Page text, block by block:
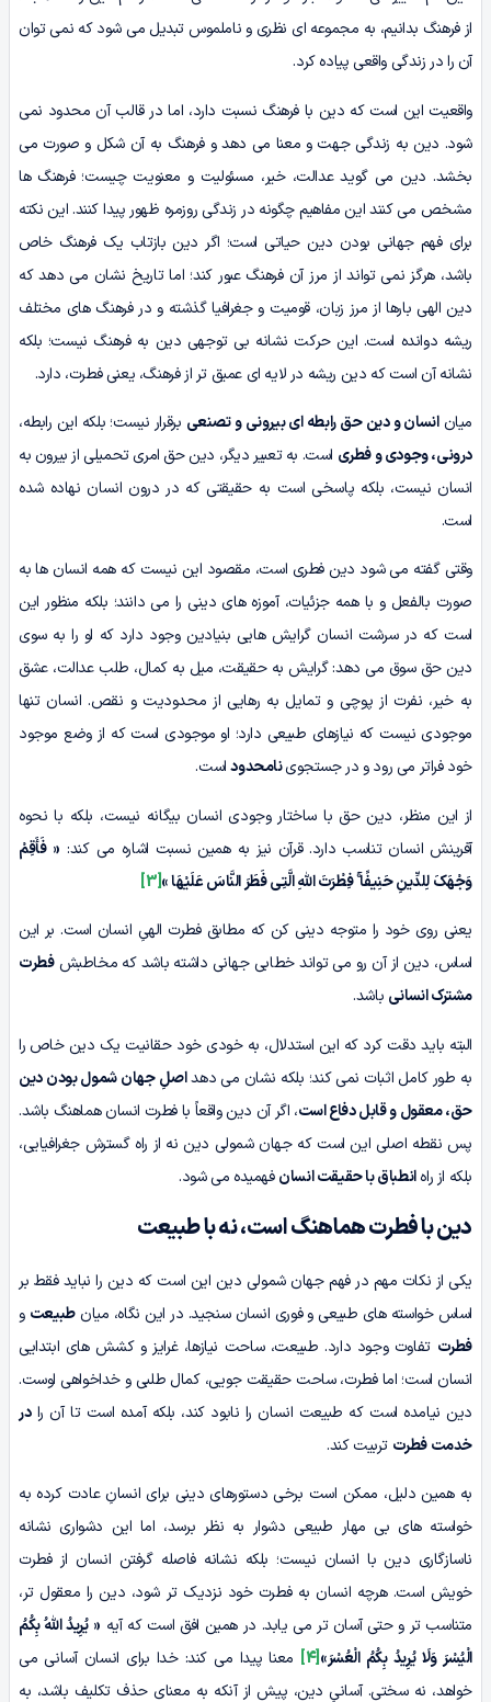
از فرهنگ بدانیم، به مجموعه ای نظری و ناملموس تبدیل می شود که نمی توان
آن را در زندگی واقعی پیاده کرد.
واقعیت این است که دین با فرهنگ نسبت دارد، اما در قالب آن محدود نمی
شود. دین به زندگی جهت و معنا می دهد و فرهنگ به آن شکل و صورت می
بخشد. دین می گوید عدالت، خیر، مسئولیت و معنویت چیست؛ فرهنگ ها
مشخص می کنند این مفاهیم چگونه در زندگی روزمره ظهور پیدا کنند. این نکته
برای فهم جهانی بودن دین حیاتی است؛ اگر دین بازتاب یک فرهنگ خاص
باشد، هرگز نمی تواند از مرز آن فرهنگ عبور کند؛ اما تاریخ نشان می دهد که
دین الهی بارها از مرز زبان، قومیت و جغرافیا گذشته و در فرهنگ های مختلف
ریشه دوانده است. این حرکت نشانه بی توجهی دین به فرهنگ نیست؛ بلکه
نشانه آن است که دین ریشه در لایه ای عمیق تر از فرهنگ، یعنی فطرت، دارد.
میانانسان و دین حق رابطه ای بیرونی و تصنعی برقرار نیست؛ بلکه این رابطه،
درونی، وجودی و فطری است. به تعبیر دیگر، دین حق امری تحمیلی از بیرون به
انسان نیست، بلکه پاسخی است به حقیقتی که در درون انسان نهاده شده
است.
وقتی گفته می شود دین فطری است، مقصود این نیست که همه انسان ها به
صورت بالفعل و با همه جزئیات، آموزه های دینی را می دانند؛ بلکه منظور این
است که در سرشت انسان گرایش هایی بنیادین وجود دارد که او را به سوی
دین حق سوق می دهد: گرایش به حقیقت، میل به کمال، طلب عدالت، عشق
به خیر، نفرت از پوچی و تمایل به رهایی از محدودیت و نقص. انسان تنها
موجودی نیست که نیازهای طبیعی دارد؛ او موجودی است که از وضع موجود
خود فراتر می رود و در جستجوینامحدوداست.
از این منظر، دین حق با ساختار وجودی انسان بیگانه نیست، بلکه با نحوه
آفرینش انسان تناسب دارد. قرآن نیز به همین نسبت اشاره می کند: « فَأَقِمْ
وَجْهَکَ لِلدِّینِ حَنِیفًافِطْرَتَ اللَّهِ الَّتِی فَطَرَ النَّاسَ عَلَیْهَا »[3]
یعنی روی خود را متوجه دینی کن که مطابق فطرت الهیِ انسان است. بر این
اساس، دین از آن رو می تواند خطابی جهانی داشته باشد که مخاطبشفطرت
مشترک انسانی باشد.
البته باید دقت کرد که این استدلال، به خودی خود حقانیت یک دین خاص را
به طور کامل اثبات نمی کند؛ بلکه نشان می دهداصلِ جهان شمول بودن دین
حق، معقول و قابل دفاع است، اگر آن دین واقعاً با فطرت انسان هماهنگ باشد.
پس نقطه اصلی این است که جهان شمولی دین نه از راه گسترش جغرافیایی،
بلکه از راهانطباق با حقیقت انسانفهمیده می شود.
دین با فطرت هماهنگ است، نه با طبیعت
یکی از نکات مهم در فهم جهان شمولی دین این است که دین را نباید فقط بر
اساس خواسته های طبیعی و فوری انسان سنجید. در این نگاه، میانطبیعت و
فطرت تفاوت وجود دارد. طبیعت، ساحت نیازها، غرایز و کشش های ابتدایی
انسان است؛ اما فطرت، ساحت حقیقت جویی، کمال طلبی و خداخواهی اوست.
دین نیامده است که طبیعت انسان را نابود کند، بلکه آمده است تا آن رادر
خدمت فطرت تربیت کند.
به همین دلیل، ممکن است برخی دستورهای دینی برای انسانِ عادت کرده به
خواسته های بی مهار طبیعی دشوار به نظر برسد، اما این دشواری نشانه
ناسازگاری دین با انسان نیست؛ بلکه نشانه فاصله گرفتن انسان از فطرت
خویش است. هرچه انسان به فطرت خود نزدیک تر شود، دین را معقول تر،
متناسب تر و حتی آسان تر می یابد. در همین افق است که آیه « یُرِیدُ اللَّهُ بِکُمُ
الْیُسْرَ وَلَا یُرِیدُ بِکُمُ الْعُسْرَ»[4]
معنا پیدا می کند: خدا برای انسان آسانی می
خواهد، نه سختی. آسانیِ دین، پیش از آنکه به معنای حذف تکلیف باشد، به